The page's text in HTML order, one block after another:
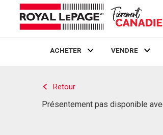
ACHETER VENDRE
Retour
Présentement pas disponible